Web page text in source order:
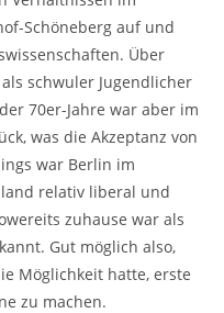
Schöneberg auf und
Über
schwuler Jugendlicher
70er-Jahre war aber im
was die Akzeptanz von
war Berlin im
relativ liberal und
zuhause war als
Gut möglich also,
Möglichkeit hatte, erste
zu machen.